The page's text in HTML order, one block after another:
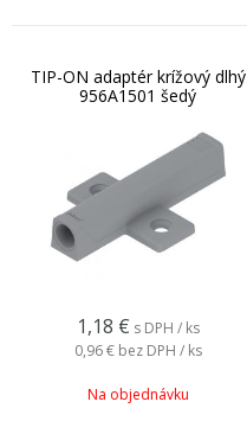
TIP-ON adaptér krížový dlhý
956A1501 šedý
1,18 € s DPH / ks
0,96 € bez DPH / ks
Na objednávku